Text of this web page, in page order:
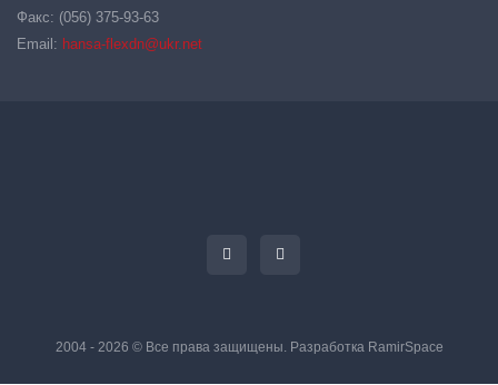
Факс: (056) 375-93-63
Email: hansa-flexdn@ukr.net
2004 - 2026 © Все права защищены. Разработка RamirSpace